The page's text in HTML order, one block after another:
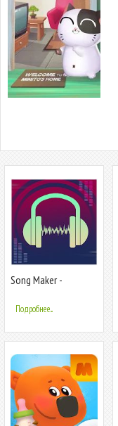
Song Maker -
музыкальный
микшер
Подробнее...